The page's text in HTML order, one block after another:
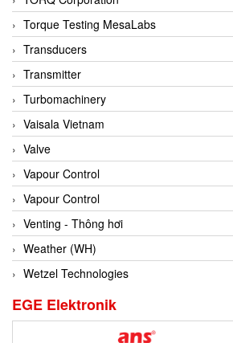
Conch
Conductix/ WAMPFLER
Contrec
Contrinex
Control Solution Minesota
Copeland
Cortem
Cosa Xentaur
Cosil
Coulton
Crouzet
Crowcon
Crutec Dust Zero Vietnam
Torque Testing MesaLabs
Transducers
Transmitter
Turbomachinery
Vaisala Vietnam
Valve
Vapour Control
Vapour Control
Venting - Thông hơi
Weather (WH)
Wetzel Technologies
EGE Elektronik